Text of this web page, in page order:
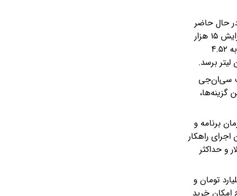
حال حاضر
در جریان اصلاح قیمت «نرخ سوم بنزین»، سه سناریو مطرح است؛ سناریوی اول افزایش ۲۰ هزار تومانی است، سناریوی دوم افزایش ۱۵ هزار
تومانی و در سناریوی سوم افزایش ۱۰ هزار تومانی است. پیش‌بینی می‌شود، با اجرای سناریوی اول، میزان کاهش مصرف در روز به ۴.۵۲
به سمت سی‌ان‌جی
این گزینه‌ها،
سازمان برنامه و
این رقم در جریان اجرای راهکار
در مقابل میزان واردات بنزین، حداقل ۱۷۰۶ میلیون دلار و حداکثر
آخر برابر با ۶۸ هزار میلیارد تومان، در راهکار دوم، ۱۰۷ هزار میلیارد تومان و
امکان خرید